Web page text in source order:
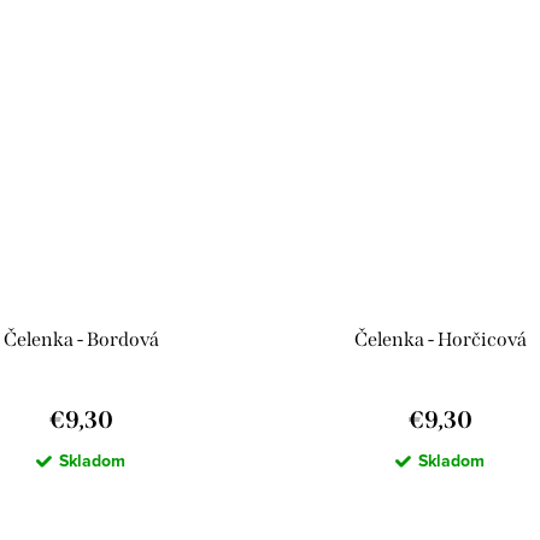
Čelenka - Bordová
€9,30
Skladom
Čelenka - Horčicová
€9,30
Skladom